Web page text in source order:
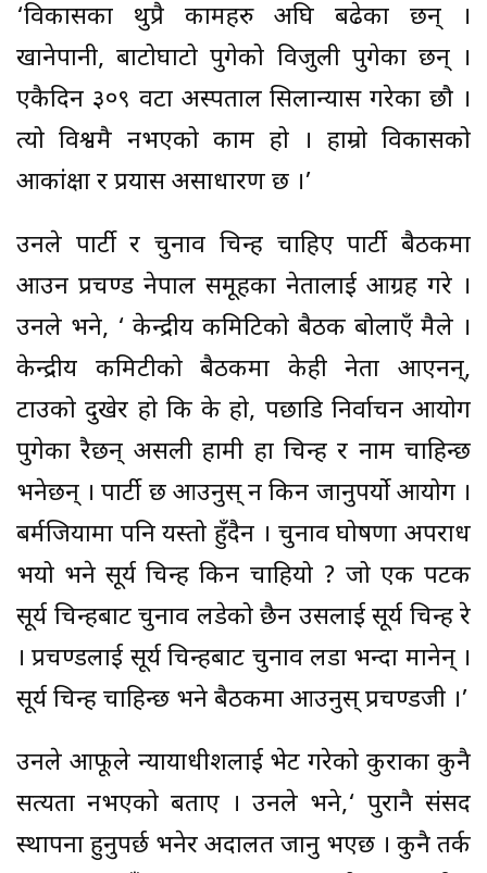
‘विकासका थुप्रै कामहरु अघि बढेका छन् ।
खानेपानी, बाटोघाटो पुगेको विजुली पुगेका छन् ।
एकैदिन ३०९ वटा अस्पताल सिलान्यास गरेका छौैं ।
त्यो विश्वमै नभएको काम हो । हाम्रो विकासको
आकांक्षा र प्रयास असाधारण छ ।’
उनले पार्टी र चुनाव चिन्ह चाहिए पार्टी बैठकमा
आउन प्रचण्ड नेपाल समूहका नेतालाई आग्रह गरे ।
उनले भने, ‘ केन्द्रीय कमिटिको बैठक बोलाएँ मैले ।
केन्द्रीय कमिटीको बैठकमा केही नेता आएनन्,
टाउको दुखेर हो कि के हो, पछाडि निर्वाचन आयोग
पुगेका रैछन् असली हामी हौं चिन्ह र नाम चाहिन्छ
भनेछन् । पार्टी छ आउनुस् न किन जानुपर्यो आयोग ।
बर्मजियामा पनि यस्तो हुँदैन । चुनाव घोषणा अपराध
भयो भने सूर्य चिन्ह किन चाहियो ? जो एक पटक
सूर्य चिन्हबाट चुनाव लडेको छैन उसलाई सूर्य चिन्ह रे
। प्रचण्डलाई सूर्य चिन्हबाट चुनाव लडौं भन्दा मानेन् ।
सूर्य चिन्ह चाहिन्छ भने बैठकमा आउनुस् प्रचण्डजी ।’
उनले आफूले न्यायाधीशलाई भेट गरेको कुराका कुनै
सत्यता नभएको बताए । उनले भने,‘ पुरानै संसद
स्थापना हुनुपर्छ भनेर अदालत जानु भएछ । कुनै तर्क